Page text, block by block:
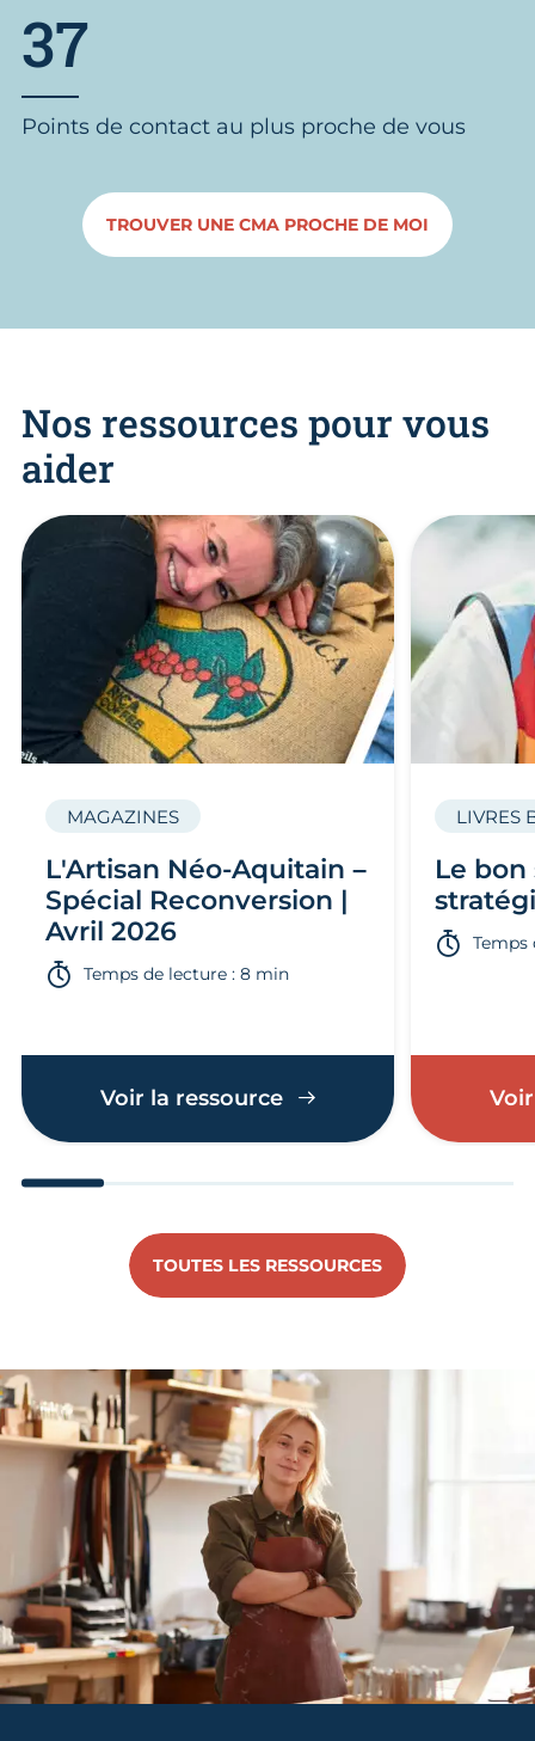
37
Points de contact au plus proche de vous
TROUVER UNE CMA PROCHE DE MOI
Nos ressources pour vous
aider
L'Artisan Néo-Aquitain –
Spécial Reconversion |
Avril 2026
MAGAZINES
Temps de lecture : 8 min
Voir la ressource
Le
LIVRES
Temps
TOUTES LES RESSOURCES